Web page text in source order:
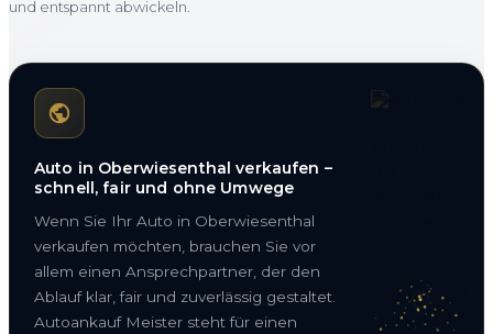
und entspannt abwickeln.
Auto in Oberwiesenthal verkaufen –
schnell, fair und ohne Umwege
Wenn Sie Ihr Auto in Oberwiesenthal
verkaufen möchten, brauchen Sie vor
allem einen Ansprechpartner, der den
Ablauf klar, fair und zuverlässig gestaltet.
Autoankauf Meister steht für einen